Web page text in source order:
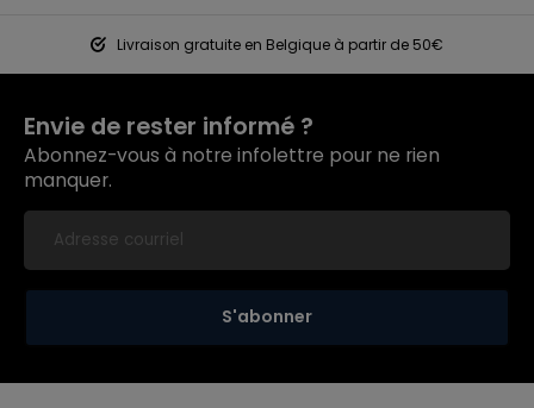
Livraison gratuite en Belgique à partir de 50€
Envie de rester informé ?
Abonnez-vous à notre infolettre pour ne rien
manquer.
S'abonner